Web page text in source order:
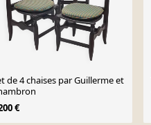
de 4 chaises par Guillerme et
€